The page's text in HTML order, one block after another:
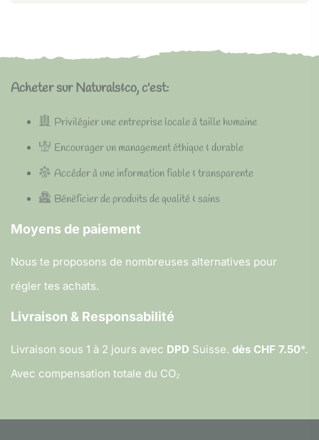
Acheter sur Naturals&co, c'est:
Privilégier une entreprise locale à taille humaine
Encourager un management éthique & durable
Accéder à une information fiable & transparente
Bénéficier de produits de qualité & sains
Moyens de paiement
Nous te proposons de nombreuses alternatives pour
régler tes achats.
Livraison & Responsabilité
Livraison sous 1 à 2 jours avec DPD Suisse. dès CHF 7.50*.
Avec compensation totale du CO₂